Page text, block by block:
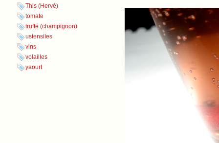
This (Hervé)
tomate
truffe (champignon)
ustensiles
vins
volailles
yaourt